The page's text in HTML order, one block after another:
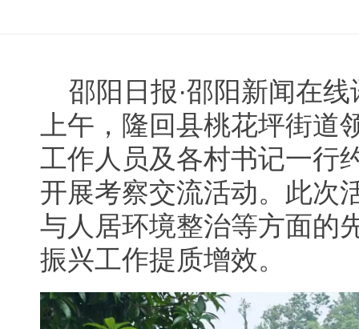
邵阳日报·邵阳新闻在
上午，隆回县桃花坪街
工作人员及各村书记一行
开展考察交流活动。此次
与人居环境整治等方面的
振兴工作提质增效。